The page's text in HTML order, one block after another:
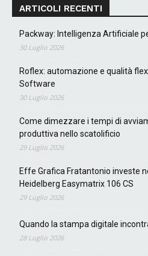
ARTICOLI RECENTI
Packway: Intelligenza Artificiale
30 Luglio 2026
Roflex: automazione e qualità
Software
30 Luglio 2026
Come dimezzare i tempi di
produttiva nello scatolificio
29 Luglio 2026
Effe Grafica Fratantonio investe
Heidelberg Easymatrix 106 CS
29 Luglio 2026
Quando la stampa digitale
28 Luglio 2026